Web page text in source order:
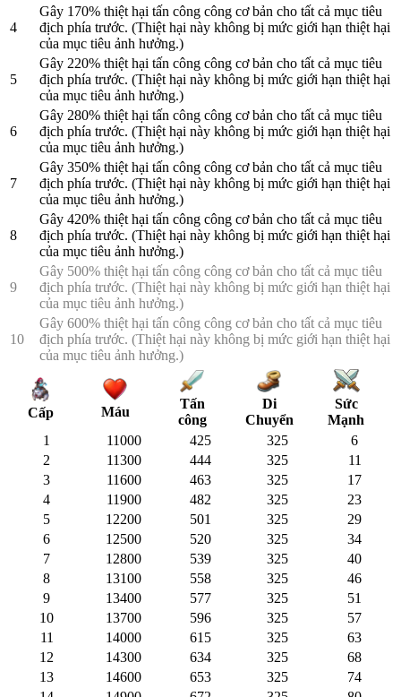
4
Gây 170% thiệt hại tấn công công cơ bản cho tất cả mục tiêu
địch phía trước. (Thiệt hại này không bị mức giới hạn thiệt hại
của mục tiêu ảnh hưởng.)
5
Gây 220% thiệt hại tấn công công cơ bản cho tất cả mục tiêu
địch phía trước. (Thiệt hại này không bị mức giới hạn thiệt hại
của mục tiêu ảnh hưởng.)
6
Gây 280% thiệt hại tấn công công cơ bản cho tất cả mục tiêu
địch phía trước. (Thiệt hại này không bị mức giới hạn thiệt hại
của mục tiêu ảnh hưởng.)
7
Gây 350% thiệt hại tấn công công cơ bản cho tất cả mục tiêu
địch phía trước. (Thiệt hại này không bị mức giới hạn thiệt hại
của mục tiêu ảnh hưởng.)
8
Gây 420% thiệt hại tấn công công cơ bản cho tất cả mục tiêu
địch phía trước. (Thiệt hại này không bị mức giới hạn thiệt hại
của mục tiêu ảnh hưởng.)
9
Gây 500% thiệt hại tấn công công cơ bản cho tất cả mục tiêu
địch phía trước. (Thiệt hại này không bị mức giới hạn thiệt hại
của mục tiêu ảnh hưởng.)
10
Gây 600% thiệt hại tấn công công cơ bản cho tất cả mục tiêu
địch phía trước. (Thiệt hại này không bị mức giới hạn thiệt hại
của mục tiêu ảnh hưởng.)
Cấp Máu
Tấn
công
Di
Chuyển
Sức
Mạnh
1
11000 425 325
6
2
11300 444 325
11
3
11600 463 325
17
4
11900 482 325
23
5
12200 501 325
29
6
12500 520 325
34
7
12800 539 325
40
8
13100 558 325
46
9
13400 577 325
51
10
13700 596 325
57
11
14000 615 325
63
12
14300 634 325
68
13
14600 653 325
74